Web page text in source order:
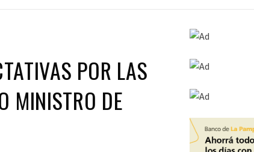
POR LAS
MINISTRO DE